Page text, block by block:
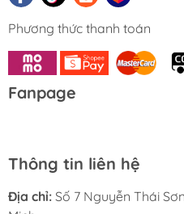
Phương thức thanh toán
Fanpage
Thông tin liên hệ
Địa chỉ: Số 7 Nguyễn Thái